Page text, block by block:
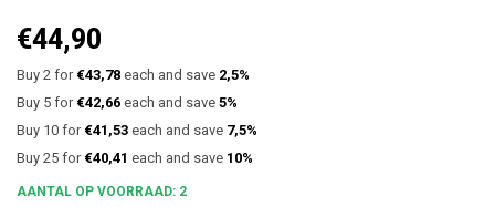
€44,90
Buy 2 for €43,78 each and save 2,5%
Buy 5 for €42,66 each and save 5%
Buy 10 for €41,53 each and save 7,5%
Buy 25 for €40,41 each and save 10%
AANTAL OP VOORRAAD: 2